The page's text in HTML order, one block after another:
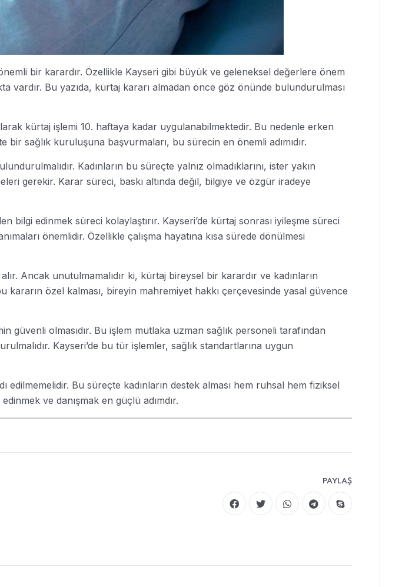
bir karardır. Özellikle Kayseri gibi büyük ve geleneksel değerlere önem
Bu yazıda, kürtaj kararı almadan önce göz önünde bulundurulması
kürtaj işlemi 10. haftaya kadar uygulanabilmektedir. Bu nedenle erken
sağlık kuruluşuna başvurmaları, bu sürecin en önemli adımıdır.
Kadınların bu süreçte yalnız olmadıklarını, ister yakın
gerekir. Karar süreci, baskı altında değil, bilgiye ve özgür iradeye
bilgi edinmek süreci kolaylaştırır. Kayseri’de kürtaj sonrası iyileşme süreci
önemlidir. Özellikle çalışma hayatına kısa sürede dönülmesi
Ancak unutulmamalıdır ki, kürtaj bireysel bir karardır ve kadınların
özel kalması, bireyin mahremiyet hakkı çerçevesinde yasal güvence
güvenli olmasıdır. Bu işlem mutlaka uzman sağlık personeli tarafından
Kayseri’de bu tür işlemler, sağlık standartlarına uygun
Bu süreçte kadınların destek alması hem ruhsal hem fiziksel
ve danışmak en güçlü adımdır.
PAYLAŞ